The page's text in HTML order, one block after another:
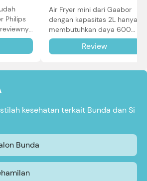
Philips
Air Fryer mini dari Gaabor
dengan kapasitas 2L hanya
membutuhkan daya 600W
dalam pemakaian. Simak
review selengkapnya di sini.
Review
kesehatan terkait Bunda dan Si
Bunda